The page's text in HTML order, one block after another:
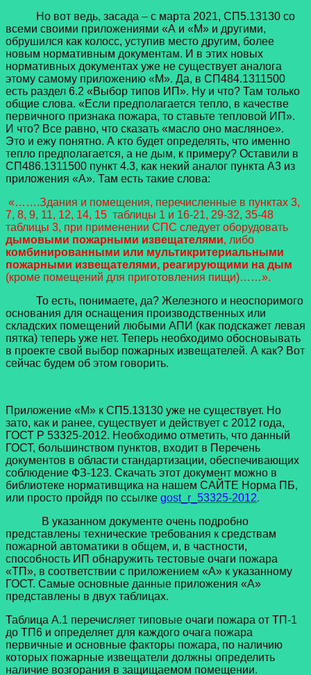
Но вот ведь, засада – с марта 2021, СП5.13130 со
всеми своими приложениями «А и «М» и другими,
обрушился как колосс, уступив место другим, более
новым нормативным документам. И в этих новых
нормативных документах уже не существует аналога
этому самому приложению «М». Да, в СП484.1311500
есть раздел 6.2 «Выбор типов ИП». Ну и что? Там только
общие слова. «Если предполагается тепло, в качестве
первичного признака пожара, то ставьте тепловой ИП».
И что? Все равно, что сказать «масло оно масляное».
Это и ежу понятно. А кто будет определять, что именно
тепло предполагается, а не дым, к примеру? Оставили в
СП486.1311500 пункт 4.3, как некий аналог пункта А3 из
приложения «А». Там есть такие слова:
«…….Здания и помещения, перечисленные в пунктах 3,
7, 8, 9, 11, 12, 14, 15 таблицы 1 и 16-21, 29-32, 35-48
таблицы 3, при применении СПС следует оборудовать
дымовыми пожарными извещателями, либо
комбинированными или мультикритериальными
пожарными извещателями, реагирующими на дым
(кроме помещений для приготовления пищи)……».
То есть, понимаете, да? Железного и неоспоримого
основания для оснащения производственных или
складских помещений любыми АПИ (как подскажет левая
пятка) теперь уже нет. Теперь необходимо обосновывать
в проекте свой выбор пожарных извещателей. А как? Вот
сейчас будем об этом говорить.
Приложение «М» к СП5.13130 уже не существует. Но
зато, как и ранее, существует и действует с 2012 года,
ГОСТ Р 53325-2012. Необходимо отметить, что данный
ГОСТ, большинством пунктов, входит в Перечень
документов в области стандартизации, обеспечивающих
соблюдение ФЗ-123. Скачать этот документ можно в
библиотеке нормативщика на нашем САЙТЕ Норма ПБ,
или просто пройдя по ссылке gost_r_53325-2012.
В указанном документе очень подробно
представлены технические требования к средствам
пожарной автоматики в общем, и, в частности,
способность ИП обнаружить тестовые очаги пожара
«ТП», в соответствии с приложением «А» к указанному
ГОСТ. Самые основные данные приложения «А»
представлены в двух таблицах.
Таблица А.1 перечисляет типовые очаги пожара от ТП-1
до ТП6 и определяет для каждого очага пожара
первичные и основные факторы пожара, по наличию
которых пожарные извещатели должны определить
наличие возгорания в защищаемом помещении.